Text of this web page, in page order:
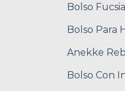
Bolso Fucsia
Bolso Para
Anekke
Bolso Con